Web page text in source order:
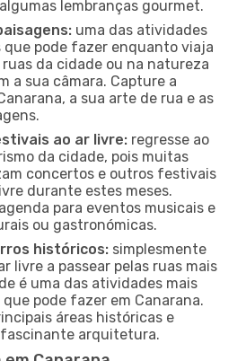
lembranças gourmet.
uma das atividades
que pode fazer enquanto viaja
da cidade ou na natureza
a sua câmara. Capture a
a sua arte de rua e as
ao ar livre: regresse ao
da cidade, pois muitas
concertos e outros festivais
durante estes meses.
para eventos musicais e
ou gastronómicas.
históricos: simplesmente
livre a passear pelas ruas mais
é uma das atividades mais
pode fazer em Canarana.
áreas históricas e
fascinante arquitetura.